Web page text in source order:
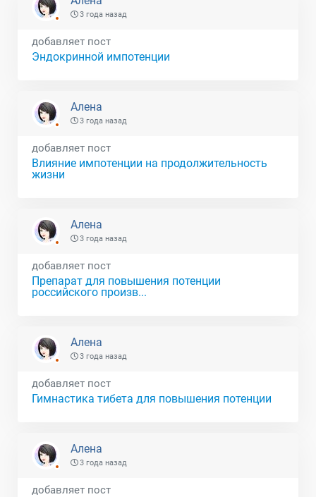
3 года назад
добавляет пост
Эндокринной импотенции
Алена
3 года назад
добавляет пост
Влияние импотенции на продолжительность
жизни
Алена
3 года назад
добавляет пост
Препарат для повышения потенции
российского произв...
Алена
3 года назад
добавляет пост
Гимнастика тибета для повышения потенции
Алена
3 года назад
добавляет пост